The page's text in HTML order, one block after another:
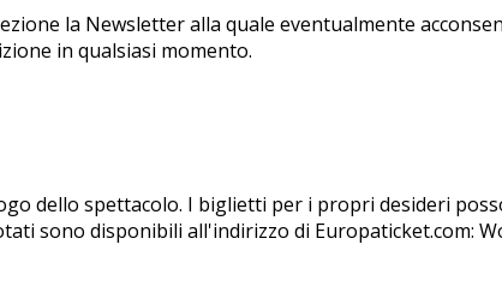
la Newsletter alla quale eventualmente
in qualsiasi momento.
dello spettacolo. I biglietti per i propri desideri
sono disponibili all'indirizzo di Europaticket.com: